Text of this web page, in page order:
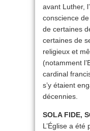
avant Luther,
conscience
de certaines
certaines de
religieux et
(notamment
cardinal
s’y étaient
décennies.
SOLA FIDE,
L’Église a